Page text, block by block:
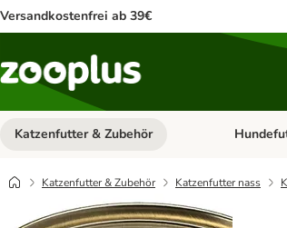
Versandkostenfrei ab 39€
Katzenfutter & Zubehör
Katzenfutter & Zubehör Katzenfutter nass